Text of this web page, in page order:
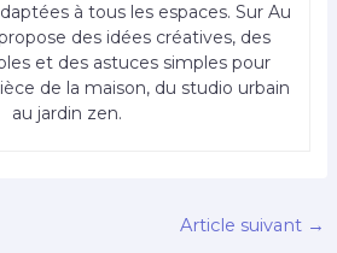
à tous les espaces. Sur Au
des idées créatives, des
et des astuces simples pour
de la maison, du studio urbain
au jardin zen.
Article suivant →